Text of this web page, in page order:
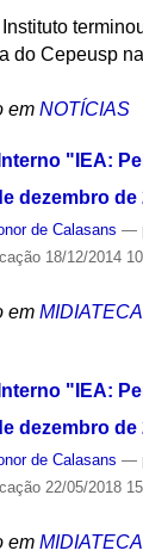
do Cepeusp
em NOTÍCIAS
"IEA:
dezembro de
de Calasans —
18/12/2014
em MIDIATECA
"IEA:
dezembro de
de Calasans —
22/05/2018
em MIDIATECA